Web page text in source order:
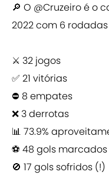
🔎 O @Cruzeiroé o
2022 com 6
⚔️ 32 jogos
✅ 21 vitórias
⛔️ 8 empates
❌ 3 derrotas
📊 73.9%
⚽️ 48 gols marcados
🚫 17 gols sofridos (!)